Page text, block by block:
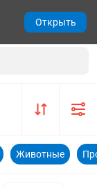
Животные
Открыть